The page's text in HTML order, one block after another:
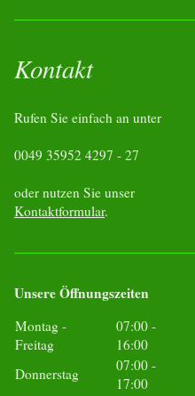
Kontakt
Rufen Sie einfach an unter
0049 35952 4297 - 27
oder nutzen Sie unser
Kontaktformular.
Unsere Öffnungszeiten
Montag -
Freitag
07:00 -
16:00
Donnerstag
07:00 -
17:00